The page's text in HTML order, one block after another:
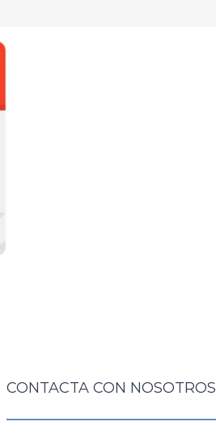
CONTACTA CON NOSOTROS